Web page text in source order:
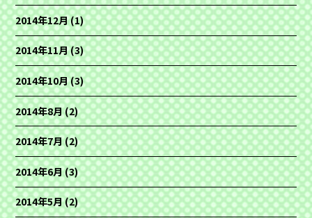
2014年12月(1)
2014年11月(3)
2014年10月(3)
2014年8月(2)
2014年7月(2)
2014年6月(3)
2014年5月(2)